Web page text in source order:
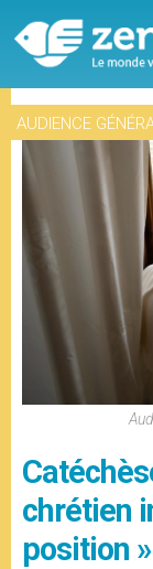
AUDIENCE
chrétien
position »